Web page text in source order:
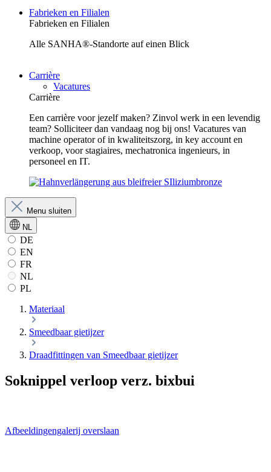
Fabrieken en Filialen
Fabrieken en Filialen
Alle SANHA®-Standorte auf einen Blick
Carrière
Vacatures
Carrière
Een carrière voor jezelf maken? Zinvol werk in een levendig
team? Solliciteer dan vandaag nog bij ons! Vacatures van
machine operator of in kwaliteitszorg, in key account en
verkoop, voor stagiaires, mechatronica ingenieurs, in
personeel en IT.
Menu sluiten
NL
DE
EN
FR
NL
PL
Materiaal
Smeedbaar gietijzer
Draadfittingen van Smeedbaar gietijzer
Soknippel verloop verz. bixbui
Afbeeldingengalerij overslaan